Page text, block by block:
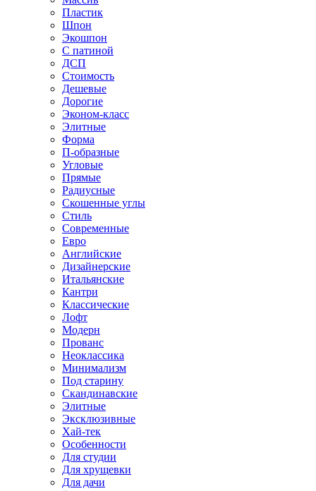
Пластик
Шпон
Экошпон
С патиной
ДСП
Стоимость
Дешевые
Дорогие
Эконом-класс
Элитные
Форма
П-образные
Угловые
Прямые
Радиусные
Скошенные углы
Стиль
Современные
Евро
Английские
Дизайнерские
Итальянские
Кантри
Классические
Лофт
Модерн
Прованс
Неоклассика
Минимализм
Под старину
Скандинавские
Элитные
Эксклюзивные
Хай-тек
Особенности
Для студии
Для хрущевки
Для дачи